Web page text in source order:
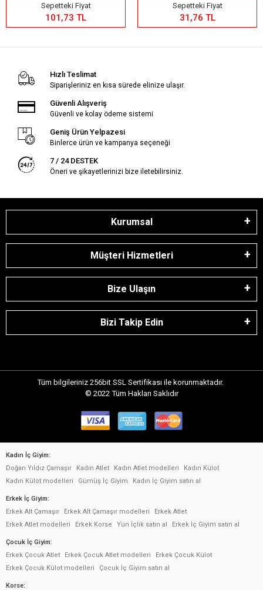
Sepetteki Fiyat
101,73 TL
Sepetteki Fiyat
31,76 TL
Hızlı Teslimat
Siparişleriniz en kısa sürede elinize ulaşır.
Güvenli Alışveriş
Güvenli ve kolay ödeme sistemi
Geniş Ürün Yelpazesi
Binlerce ürün ve kampanya seçeneği
7 / 24 DESTEK
Öneri ve şikayetlerinizi bize iletebilirsiniz.
Kurumsal
Müşteri Hizmetleri
Bize Ulaşın
Bizi Takip Edin
Tüm bilgileriniz 256bit SSL Sertifikası ile korunmaktadır.
© 2022 Tüm Hakları Saklıdır
Kadın İç Giyim:
Doğan Yıldız Çamaşır
Kadın Atlet Kadın Atlet modelleri
Kadın Külot
Kadın Külot modelleri
Gümüş İç Giyim Kadın İç Giyim satın al
Erkek İç Giyim:
Erkek Alt Çamaşır
Erkek Alt Çamaşır modelleri
Erkek Atlet
Erkek Atlet modelleri
Erkek Korse Yün İçlik satın al Erkek İç Giyim satın al
Çocuk İç Giyim:
Erkek Çocuk Atlet
Erkek Çocuk Atlet modelleri
Erkek Çocuk Külot
Erkek Çocuk Külot modelleri
Çocuk İç Giyim satın al
Korse: